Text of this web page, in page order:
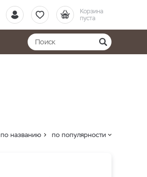
Корзина
пуста
по названию по популярности